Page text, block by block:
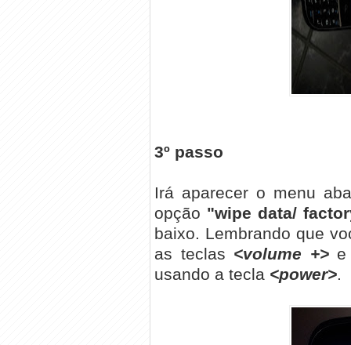
3º passo
Irá aparecer o menu
opção "wipe data/
baixo. Lembrando que
as teclas <volume +>
usando a tecla <power>.